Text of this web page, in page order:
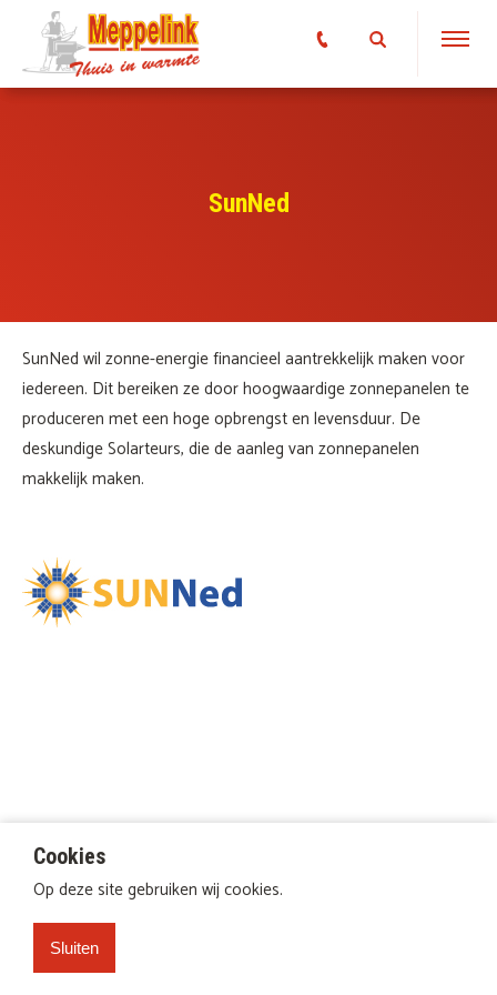
SunNed
SunNed wil zonne-energie financieel aantrekkelijk maken voor
iedereen. Dit bereiken ze door hoogwaardige zonnepanelen te
produceren met een hoge opbrengst en levensduur. De
deskundige Solarteurs, die de aanleg van zonnepanelen
makkelijk maken.
Cookies
Op deze site gebruiken wij cookies.
Sluiten